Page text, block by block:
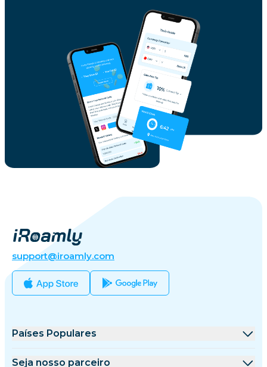
support@iroamly.com
Países Populares
Estados Unidos
Seja nosso parceiro